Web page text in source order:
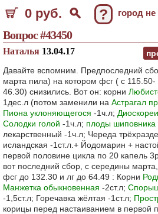
0 руб. ? город
Вопрос #43450
Наталья 13.04.17
Давайте вспомним. Предпоследний
марта пила) на котором фсг ( с
46.30) снизились. Вот он: корни
1дес.л (потом заменили на Астрагал
Пиона уклоняющегося -1ч.л;
Солодки голой -1ч.л; плоды шиповника
лекарственный -1ч.л; Череда
исландская -1ст.л.+ Йодомарин +
первой половине цикла по 20 капель
вот последний сбор, с середины
фсг до 132.30 и лг до 64.49 : Корни
Манжетка обыкновенная -2ст.л;
-1,5ст.л; Горечавка жёлтая -1ст.л;
корицы перед настаиванием в первой